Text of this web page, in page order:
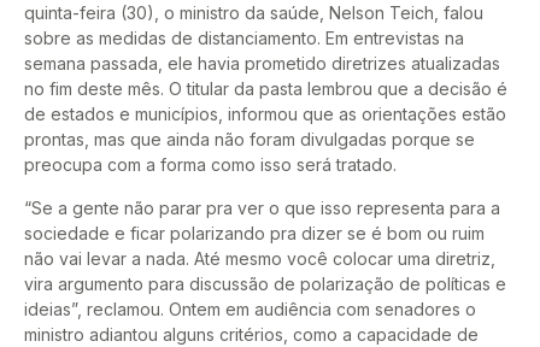
quinta-feira (30), o ministro da saúde, Nelson Teich, falou
sobre as medidas de distanciamento. Em entrevistas na
semana passada, ele havia prometido diretrizes atualizadas
no fim deste mês. O titular da pasta lembrou que a decisão é
de estados e municípios, informou que as orientações estão
prontas, mas que ainda não foram divulgadas porque se
preocupa com a forma como isso será tratado.
“Se a gente não parar pra ver o que isso representa para a
sociedade e ficar polarizando pra dizer se é bom ou ruim
não vai levar a nada. Até mesmo você colocar uma diretriz,
vira argumento para discussão de polarização de políticas e
ideias”, reclamou. Ontem em audiência com senadores o
ministro adiantou alguns critérios, como a capacidade de